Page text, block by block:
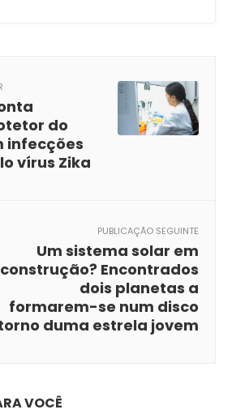
do
infecções
vírus Zika
PUBLICAÇÃO SEGUINTE
Um sistema solar em
construção? Encontrados
dois planetas a
formarem-se num disco
duma estrela jovem
VOCÊ